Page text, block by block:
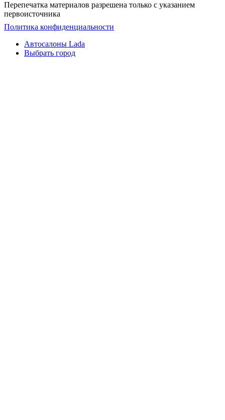
Перепечатка материалов разрешена только с указанием
первоисточника
Политика конфиденциальности
Автосалоны Lada
Выбрать город